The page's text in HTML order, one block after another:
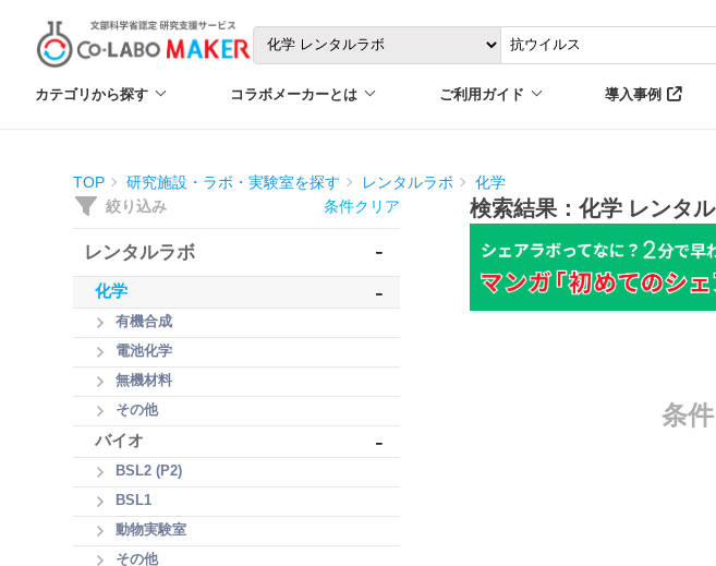
カテゴリから探す コラボメーカーとは ご利用ガイド 導入事例
TOP 研究施設・ラボ・実験室を探す レンタルラボ 化学
絞り込み 条件クリア
レンタルラボ -
化学 -
有機合成
電池化学
無機材料
その他
バイオ -
BSL2 (P2)
BSL1
動物実験室
その他
検索結果：化学 レンタ
条